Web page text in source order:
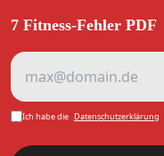
7 Fitness-Fehler PDF
Ich habe die Datenschutzerklärung